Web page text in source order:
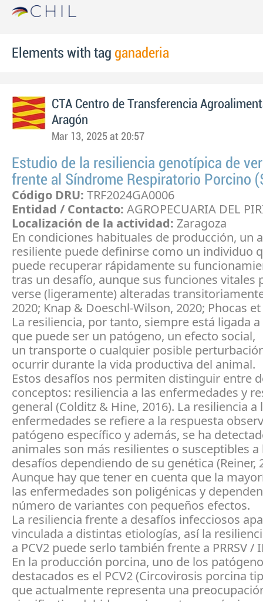
Elements with tag ganaderia
CTA Centro de Transferencia
Aragón
Mar 13, 2025 at 20:57
Estudio de la resiliencia genotípica de
frente al Síndrome Respiratorio Porcino
Código DRU: TRF2024GA0006
Entidad / Contacto: AGROPECUARIA DEL
Localización de la actividad: Zaragoza
En condiciones habituales de producción, un
resiliente puede definirse como un individuo
puede recuperar rápidamente su
tras un desafío, aunque sus funciones vitales
verse (ligeramente) alteradas
2020; Knap & Doeschl-Wilson, 2020; Phocas et
La resiliencia, por tanto, siempre está ligada
que puede ser un patógeno, un efecto social,
un transporte o cualquier posible
ocurrir durante la vida productiva del animal.
Estos desafíos nos permiten distinguir entre
conceptos: resiliencia a las enfermedades y
general (Colditz & Hine, 2016). La resiliencia a
enfermedades se refiere a la respuesta
patógeno específico y además, se ha
animales son más resilientes o susceptibles a
desafíos dependiendo de su genética (Reiner,
Aunque hay que tener en cuenta que la
las enfermedades son poligénicas y
número de variantes con pequeños efectos.
La resiliencia frente a desafíos infecciosos
vinculada a distintas etiologías, así la
a PCV2 puede serlo también frente a PRRSV /
En la producción porcina, uno de los
destacados es el PCV2 (Circovirosis porcina
que actualmente representa una